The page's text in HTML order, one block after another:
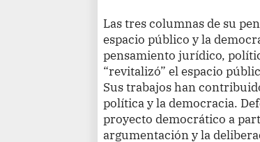
Las tres columnas de su
espacio público y la
pensamiento jurídico,
“revitalizó” el espacio
Sus trabajos han
política y la democracia.
proyecto democrático a
argumentación y la